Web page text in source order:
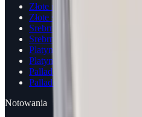
Złote monety
Złote sztabki
Srebrne monety
Srebrne sztabki
Platynowe monety
Platynowe sztabki
Palladowe monety
Palladowe sztabki
Notowania